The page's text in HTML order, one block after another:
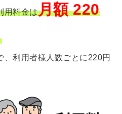
用料金は月額 220
、利用者様人数ごとに220円